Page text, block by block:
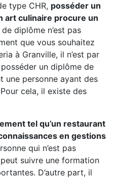
type CHR, posséder un
art culinaire procure un
diplôme n’est pas
que vous souhaitez
à Granville, il n’est par
un diplôme de
une personne ayant des
cela, il existe des
tel qu’un restaurant
en gestions
qui n’est pas
suivre une formation
D’autre part, il